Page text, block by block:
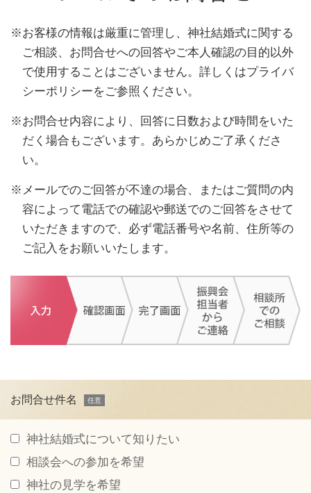
※お客様の情報は厳重に管理し、神社結婚式に関する
ご相談、お問合せへの回答やご本人確認の目的以外
で使用することはございません。詳しくはプライバ
シーポリシーをご参照ください。
※お問合せ内容により、回答に日数および時間をいた
だく場合もございます。あらかじめご了承くださ
い。
※メールでのご回答が不達の場合、またはご質問の内
容によって電話での確認や郵送でのご回答をさせて
いただきますので、必ず電話番号や名前、住所等の
ご記入をお願いいたします。
お問合せ件名
神社結婚式について知りたい
相談会への参加を希望
神社の見学を希望